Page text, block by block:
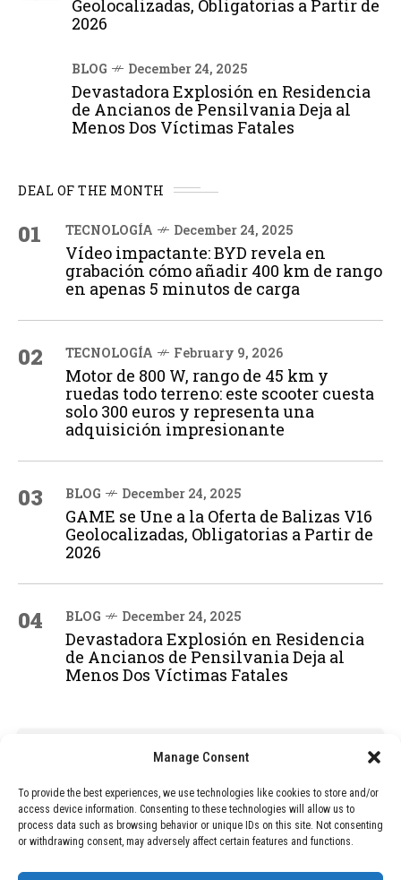
Manage Consent
To provide the best experiences, we use technologies like cookies to store and/or
access device information. Consenting to these technologies will allow us to
process data such as browsing behavior or unique IDs on this site. Not consenting
or withdrawing consent, may adversely affect certain features and functions.
Geolocalizadas, Obligatorias a Partir de
2026
BLOG December 24, 2025
Devastadora Explosión en Residencia
de Ancianos de Pensilvania Deja al
Menos Dos Víctimas Fatales
DEAL OF THE MONTH
01 TECNOLOGÍA December 24, 2025
Vídeo impactante: BYD revela en
grabación cómo añadir 400 km de rango
en apenas 5 minutos de carga
02 TECNOLOGÍA February 9, 2026
Motor de 800 W, rango de 45 km y
ruedas todo terreno: este scooter cuesta
solo 300 euros y representa una
adquisición impresionante
03 BLOG December 24, 2025
GAME se Une a la Oferta de Balizas V16
Geolocalizadas, Obligatorias a Partir de
2026
04 BLOG December 24, 2025
Devastadora Explosión en Residencia
de Ancianos de Pensilvania Deja al
Menos Dos Víctimas Fatales